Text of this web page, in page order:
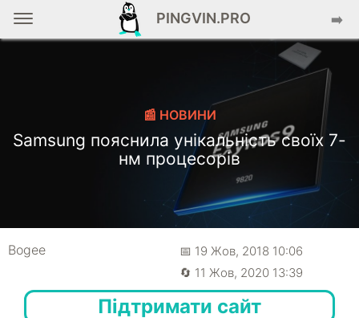
PINGVIN.PRO ➡️
📰 НОВИНИ
Samsung пояснила унікальність своїх 7-
нм процесорів
Bogee
📅 19 Жов, 2018 10:06
🔄 11 Жов, 2020 13:39
Підтримати сайт